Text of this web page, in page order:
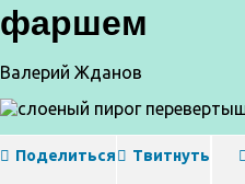
фаршем
Валерий Жданов
Поделиться Твитнуть